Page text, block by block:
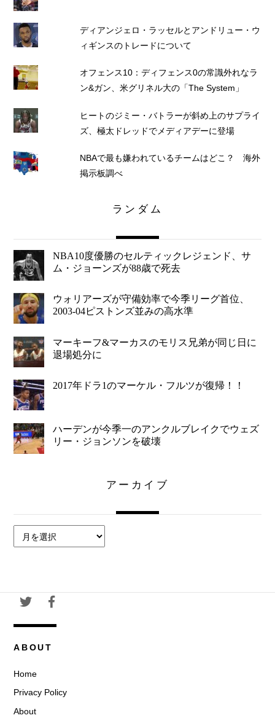
ディアンジェロ・ラッセルとアンドリュー・ウ
ィギンスのトレードについて
オフェンス10：ディフェンス0の常識外れなラ
ン&ガン、米グリネル大の「The System」
ヒートのジミー・バトラーが斜め上のサプライ
ズ、極太ドレッドでメディアデーに登場
NBAで最も嫌われているチームはどこ？ 海外
掲示板調べ
ランダム
NBA10度優勝のセルティックレジェンド、サ
ム・ジョーンズが88歳で死去
ウォリアーズが守備効率で今季リーグ首位、
2003-04ピストンズ並みの高水準
マーキーフ&マーカスのモリス兄弟が同じ日に
退場処分に
2017年ドラ1のマーケル・フルツが復帰！！
ハーデンが今季一のアンクルブレイクでウェズ
リー・ジョンソンを破壊
アーカイブ
ー
ブ
ABOUT
Home
Privacy Policy
About